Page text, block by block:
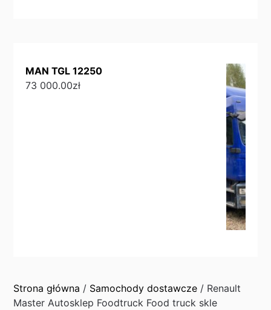
MAN TGL 12250
73 000.00zł
Strona główna / Samochody dostawcze / Renault
Master Autosklep Foodtruck Food truck skle